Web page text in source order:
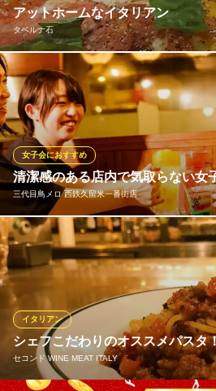
ダイニングバー
西鉄天神大牟田線西鉄久留米駅 徒歩3
福岡県久留米市東町25-25 1F
アットホームなイタリアン
タベルナ石
自慢のピザやパスタなど、家庭的なイ
ッソを堪能いただけるお店です。イタ
て作られた店内と開放的なテラス席を
タベルナ石
イタリアン
ＪＲ久留米駅 徒歩11分
福岡県久留米市篠山町397-10
清潔感のある店内で気取らない女
三代目鳥メロ 西鉄久留米一番街店
女子会におすすめ
鳥メロは何といっても“メニュー充実度
の良さ”が魅力♪インパクト大のもも一
などのデザートも充実◎気分に合わせ
ト。おしゃべりが止まらなくても、お
おいしい料理と一緒に、ゆったり女子
か？
三代目鳥メロ 西鉄久留米一番街店
シェフこだわりのオススメパスタ
セコンド WINE MEAT ITALY
イタリアン